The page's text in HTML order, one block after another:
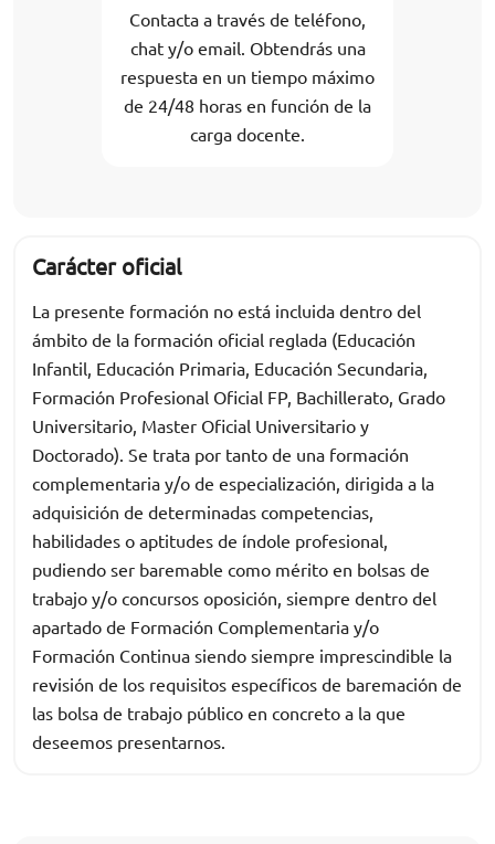
Contacta a través de teléfono,
chat y/o email. Obtendrás una
respuesta en un tiempo máximo
de 24/48 horas en función de la
carga docente.
Carácter oficial
La presente formación no está incluida dentro del
ámbito de la formación oficial reglada (Educación
Infantil, Educación Primaria, Educación Secundaria,
Formación Profesional Oficial FP, Bachillerato, Grado
Universitario, Master Oficial Universitario y
Doctorado). Se trata por tanto de una formación
complementaria y/o de especialización, dirigida a la
adquisición de determinadas competencias,
habilidades o aptitudes de índole profesional,
pudiendo ser baremable como mérito en bolsas de
trabajo y/o concursos oposición, siempre dentro del
apartado de Formación Complementaria y/o
Formación Continua siendo siempre imprescindible la
revisión de los requisitos específicos de baremación de
las bolsa de trabajo público en concreto a la que
deseemos presentarnos.